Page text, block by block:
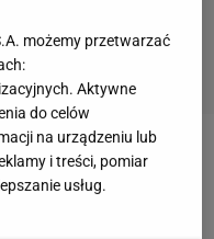
przestała
jest mocno
możemy przetwarzać
Aktywne
do celów
na urządzeniu lub
i treści, pomiar
usług.